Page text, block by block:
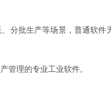
分批生产等场景，普通软
管理的专业工业软件。